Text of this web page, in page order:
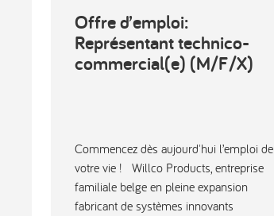
Offre d’emploi:
Représentant technico-
commercial(e) (M/F/X)
Commencez dès aujourd'hui l’emploi de
votre vie ! Willco Products, entreprise
familiale belge en pleine expansion
fabricant de systèmes innovants